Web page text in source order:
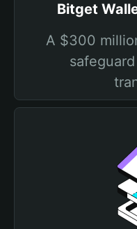
Bitget
A $300